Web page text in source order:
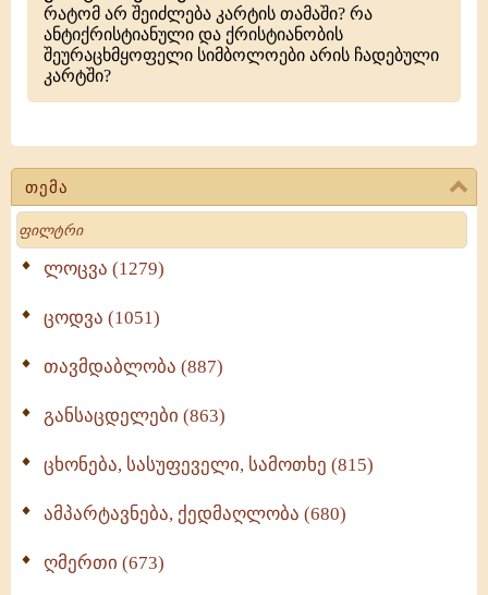
თემა
Search
ლოცვა (1279)
ცოდვა (1051)
თავმდაბლობა (887)
განსაცდელები (863)
ცხონება, სასუფეველი, სამოთხე (815)
ამპარტავნება, ქედმაღლობა (680)
ღმერთი (673)
რატომ არ შეიძლება კარტის თამაში? რა
ანტიქრისტიანული და ქრისტიანობის
შეურაცხმყოფელი სიმბოლოები არის ჩადებული
კარტში?